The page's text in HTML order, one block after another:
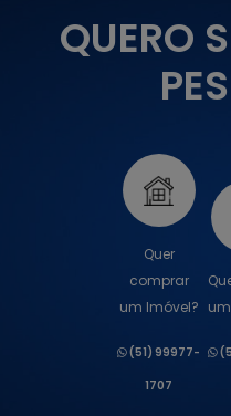
QUERO
Quer
comprar
um Imóvel?
(51) 99977-
1707